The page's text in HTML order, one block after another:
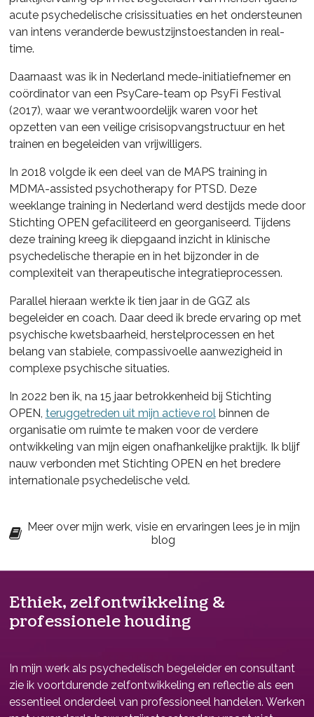
acute psychedelische crisissituaties en het ondersteunen
van intens veranderde bewustzijnstoestanden in real-
time.
Daarnaast was ik in Nederland mede-initiatiefnemer en
coördinator van een PsyCare-team op PsyFi Festival
(2017), waar we verantwoordelijk waren voor het
opzetten van een veilige crisisopvangstructuur en het
trainen en begeleiden van vrijwilligers.
In 2018 volgde ik een deel van de MAPS training in
MDMA-assisted psychotherapy for PTSD. Deze
weeklange training in Nederland werd destijds mede door
Stichting OPEN gefaciliteerd en georganiseerd. Tijdens
deze training kreeg ik diepgaand inzicht in klinische
psychedelische therapie en in het bijzonder in de
complexiteit van therapeutische integratieprocessen.
Parallel hieraan werkte ik tien jaar in de GGZ als
begeleider en coach. Daar deed ik brede ervaring op met
psychische kwetsbaarheid, herstelprocessen en het
belang van stabiele, compassivoelle aanwezigheid in
complexe psychische situaties.
In 2022 ben ik, na 15 jaar betrokkenheid bij Stichting
OPEN, teruggetreden uit mijn actieve rolbinnen de
organisatie om ruimte te maken voor de verdere
ontwikkeling van mijn eigen onafhankelijke praktijk. Ik blijf
nauw verbonden met Stichting OPEN en het bredere
internationale psychedelische veld.
Meer over mijn werk, visie en ervaringen lees je in mijn
blog
Ethiek, zelfontwikkeling &
professionele houding
In mijn werk als psychedelisch begeleider en consultant
zie ik voortdurende zelfontwikkeling en reflectie als een
essentieel onderdeel van professioneel handelen. Werken